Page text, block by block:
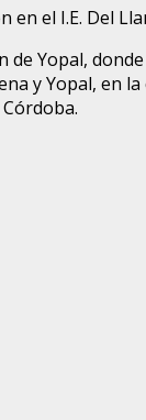
el I.E. Del
Yopal,
y Yopal, en